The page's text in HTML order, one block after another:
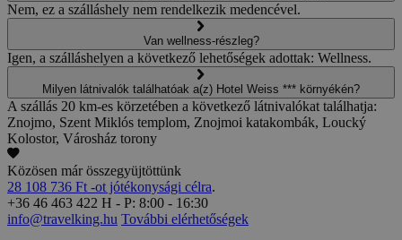
Nem, ez a szálláshely nem rendelkezik medencével.
Van wellness-részleg?
Igen, a szálláshelyen a következő lehetőségek adottak: Wellness.
Milyen látnivalók találhatóak a(z) Hotel Weiss *** környékén?
A szállás 20 km-es körzetében a következő látnivalókat találhatja:
Znojmo, Szent Miklós templom, Znojmoi katakombák, Loucký
Kolostor, Városház torony
Közösen már összegyüjtöttünk
28 108 736 Ft -ot jótékonysági célra.
+36 46 463 422 H - P: 8:00 - 16:30
info@travelking.hu További elérhetőségek